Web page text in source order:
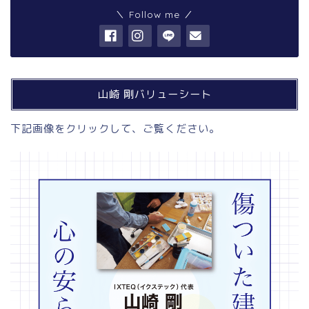
＼ Follow me ／
山崎 剛バリューシート
下記画像をクリックして、ご覧ください。